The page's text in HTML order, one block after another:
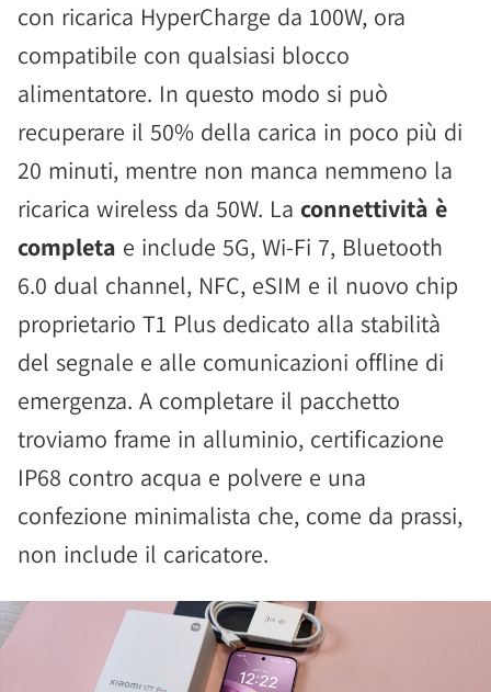
con ricarica HyperCharge da 100W, ora
compatibile con qualsiasi blocco
alimentatore. In questo modo si può
recuperare il 50% della carica in poco più di
20 minuti, mentre non manca nemmeno la
ricarica wireless da 50W. La connettività è
completa e include 5G, Wi-Fi 7, Bluetooth
6.0 dual channel, NFC, eSIM e il nuovo chip
proprietario T1 Plus dedicato alla stabilità
del segnale e alle comunicazioni offline di
emergenza. A completare il pacchetto
troviamo frame in alluminio, certificazione
IP68 contro acqua e polvere e una
confezione minimalista che, come da prassi,
non include il caricatore.